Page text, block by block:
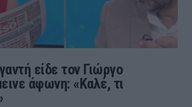
είδε τον Γιώργο
άφωνη: «Καλέ, τι